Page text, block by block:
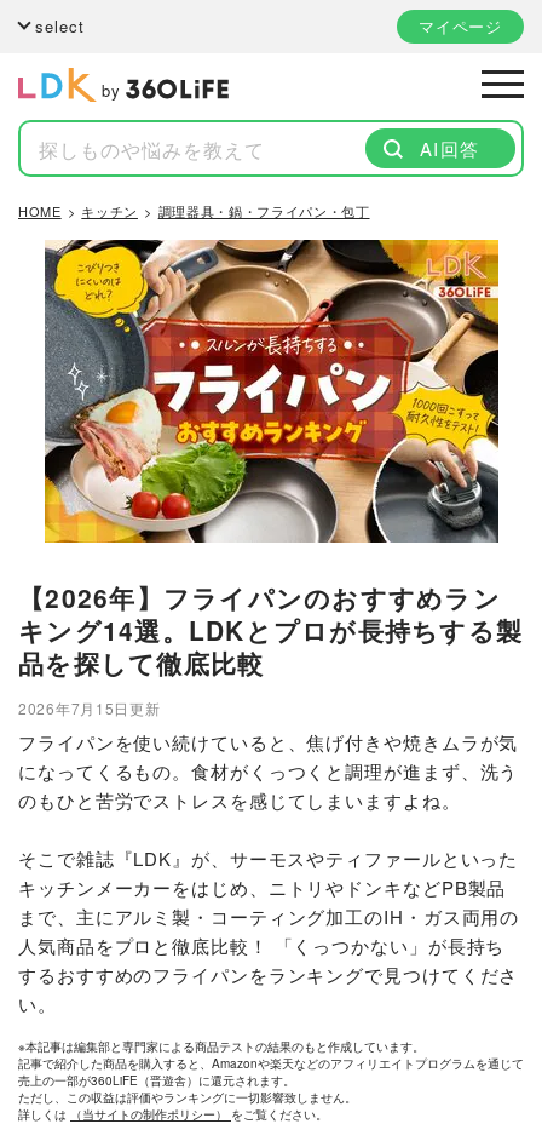
select マイページ
by
AI回答
HOME キッチン 調理器具・鍋・フライパン・包丁
【2026年】フライパンのおすすめラン
キング14選。LDKとプロが長持ちする製
品を探して徹底比較
2026年7月15日更新
フライパンを使い続けていると、焦げ付きや焼きムラが気
になってくるもの。食材がくっつくと調理が進まず、洗う
のもひと苦労でストレスを感じてしまいますよね。
そこで雑誌『LDK』が、サーモスやティファールといった
キッチンメーカーをはじめ、ニトリやドンキなどPB製品
まで、主にアルミ製・コーティング加工のIH・ガス両用の
人気商品をプロと徹底比較！ 「くっつかない」が長持ち
するおすすめのフライパンをランキングで見つけてくださ
い。
※本記事は編集部と専門家による商品テストの結果のもと作成しています。
記事で紹介した商品を購入すると、Amazonや楽天などのアフィリエイトプログラムを通じて
売上の一部が360LiFE（晋遊舎）に還元されます。
ただし、この収益は評価やランキングに一切影響致しません。
詳しくは
（当サイトの制作ポリシー） をご覧ください。